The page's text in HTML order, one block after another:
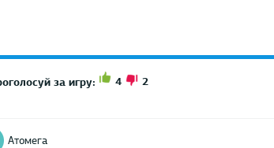
за игру: 4 2
Атомега